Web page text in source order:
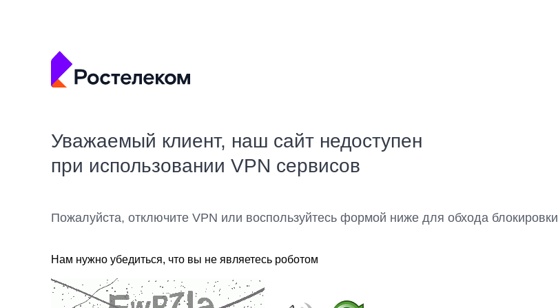
Уважаемый клиент, наш сайт недоступен
при использовании VPN сервисов
Пожалуйста, отключите VPN или воспользуйтесь формой ниже для обхода блокировки
Нам нужно убедиться, что вы не являетесь роботом